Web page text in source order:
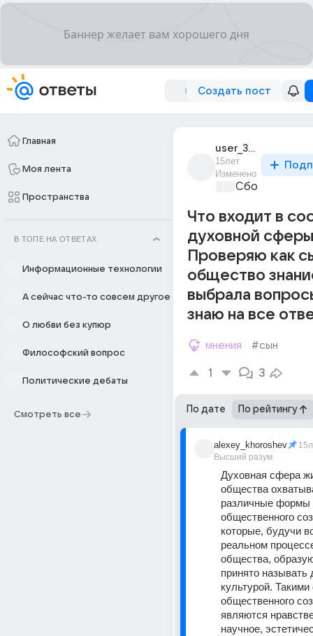
Создать пост
Главная
Моя лента
Пространства
В ТОПЕ НА ОТВЕТАХ
Информационные технологии
А сейчас что-то совсем другое
О любви без купюр
Философский вопрос
Политические дебаты
Смотреть все
user_36433661
15лет
Изменено
Сборная
Что входит в
духовной
Проверяю как
общество
выбрала
знаю на все
мнения #сын
1 3
По дате По рейтингу
alexey_khoroshev
Высший разум
Духовная сфера
общества
различные формы
общественного
которые, будучи
реальном
общества,
принято называть
культурой.
общественного
являются
научное,